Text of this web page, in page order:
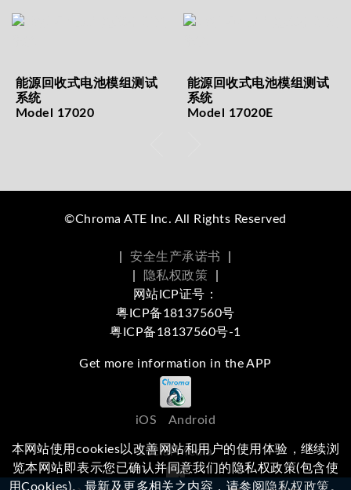
能源回收式电池模组测试
系统
Model 17020
能源回收式电池模组测试
系统
Model 17020E
©Chroma ATE Inc. All Rights Reserved
安全生产承诺书
隐私权政策
网站ICP证号：
粤ICP备18137560号
粤ICP备18137560号-1
Get more information in the APP
iOS Android
Social Media
本网站使用cookies以改善网站和用户的使用体验，继续浏
览本网站即表示您已确认并同意我们的隐私权政策(包含使
用Cookies)。最新及更多相关之内容，请参阅 隐私权政策 。